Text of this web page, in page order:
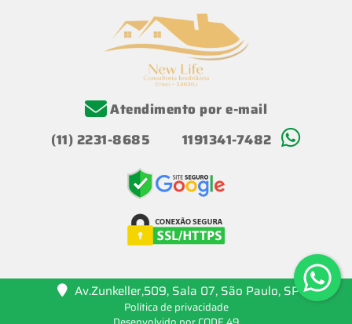
Atendimento por e-mail
(11) 2231-8685
1191341-7482
Av.Zunkeller,509, Sala 07, São Paulo, SP
Política de privacidade